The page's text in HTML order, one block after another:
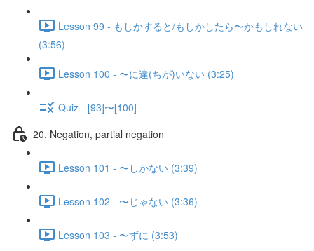
Lesson 99 - もしかすると/もしかしたら〜かもしれない
(3:56)
Lesson 100 - 〜に違(ちが)いない (3:25)
Quiz - [93]〜[100]
20. Negation, partial negation
Lesson 101 - 〜しかない (3:39)
Lesson 102 - 〜じゃない (3:36)
Lesson 103 - 〜ずに (3:53)